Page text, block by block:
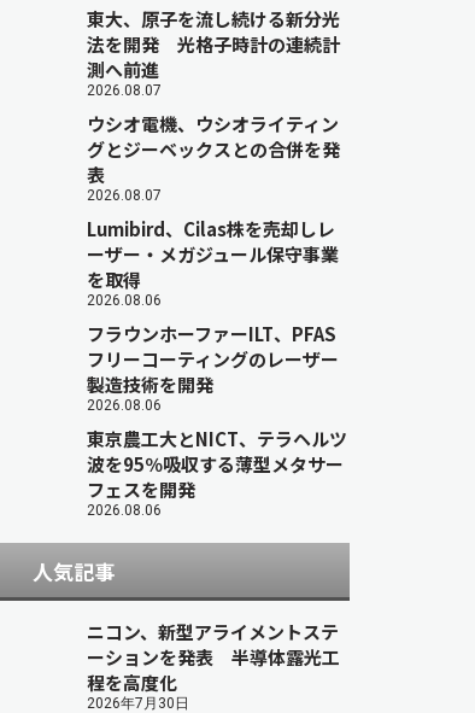
東大、原子を流し続ける新分光
法を開発 光格子時計の連続計
測へ前進
2026.08.07
ウシオ電機、ウシオライティン
グとジーベックスとの合併を発
表
2026.08.07
Lumibird、Cilas株を売却しレ
ーザー・メガジュール保守事業
を取得
2026.08.06
フラウンホーファーILT、PFAS
フリーコーティングのレーザー
製造技術を開発
2026.08.06
東京農工大とNICT、テラヘルツ
波を95％吸収する薄型メタサー
フェスを開発
2026.08.06
人気記事
ニコン、新型アライメントステ
ーションを発表 半導体露光工
程を高度化
2026年7月30日